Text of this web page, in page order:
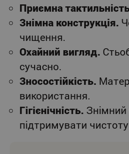
Приємна
Знімна конструкція.
чищення.
Охайний вигляд.
сучасно.
Зносостійкість.
використання.
Гігієнічність.
підтримувати